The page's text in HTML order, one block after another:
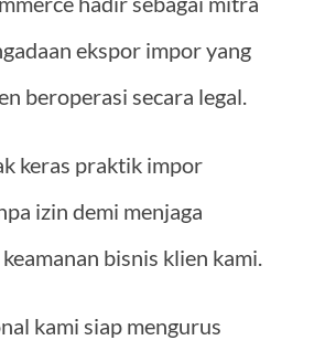
ekspor impor yang
beroperasi secara legal.
keras praktik impor
izin demi menjaga
bisnis klien kami.
kami siap mengurus